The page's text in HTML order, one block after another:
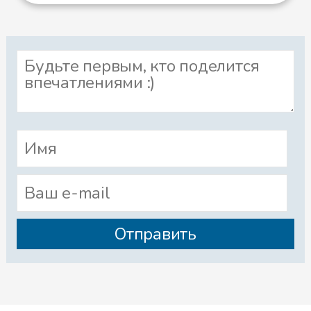
Жужик и полетел к жуку-
бомбардиру.
выбраться из кокона.
– Я бы помог, но у самого много
дел, – сказал жук, а сам пошел
Тогда Жужик полетел к пчеле.